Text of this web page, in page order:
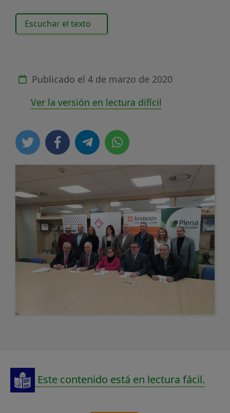
Escuchar el texto
Publicado el 4 de marzo de 2020
Ver la versión en lectura difícil
Este contenido está en lectura fácil.